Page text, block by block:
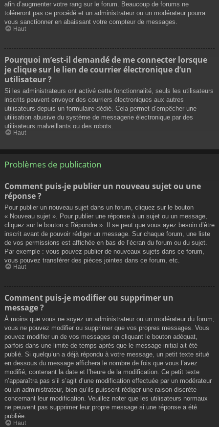
afin d’augmenter votre rang sur le forum. Beaucoup de forums ne
toléreront pas ce procédé et un administrateur ou un modérateur pourra
vous sanctionner en abaissant votre compteur de messages.
Haut
Pourquoi m’est-il demandé de me connecter lorsque
je clique sur le lien de courrier électronique d’un
utilisateur ?
Si les administrateurs ont activé cette fonctionnalité, seuls les utilisateurs
inscrits peuvent envoyer des courriers électroniques aux autres
utilisateurs depuis un formulaire dédié. Cela permet d’empêcher une
utilisation abusive du système de messagerie électronique par des
utilisateurs malveillants ou des robots.
Haut
Problèmes de publication
Comment puis-je publier un nouveau sujet ou une
réponse ?
Pour publier un nouveau sujet dans un forum, cliquez sur le bouton
« Nouveau sujet ». Pour publier une réponse à un sujet ou un message,
cliquez sur le bouton « Répondre ». Il se peut que vous ayez besoin d’être
inscrit avant de pouvoir rédiger un message. Sur chaque forum, une liste
de vos permissions est affichée en bas de l’écran du forum ou du sujet.
Par exemple : vous pouvez publier de nouveaux sujets dans ce forum,
vous pouvez transférer des pièces jointes dans ce forum, etc.
Haut
Comment puis-je modifier ou supprimer un
message ?
À moins que vous ne soyez un administrateur ou un modérateur du forum,
vous ne pouvez modifier ou supprimer que vos propres messages. Vous
pouvez modifier un de vos messages en cliquant le bouton adéquat,
parfois dans une limite de temps après que le message initial ait été
publié. Si quelqu’un a déjà répondu à votre message, un petit texte situé
en dessous du message affichera le nombre de fois que vous l’avez
modifié, contenant la date et l’heure de la modification. Ce petit texte
n’apparaîtra pas s’il s’agit d’une modification effectuée par un modérateur
ou un administrateur, bien qu’ils puissent rédiger une raison discrète
concernant leur modification. Veuillez noter que les utilisateurs normaux
ne peuvent pas supprimer leur propre message si une réponse a été
publiée.
Haut